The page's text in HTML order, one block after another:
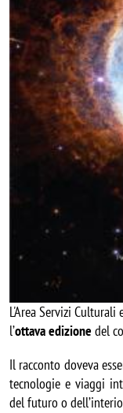
L'Area Servizi
l’ottava edizione del
Il racconto doveva
tecnologie e viaggi
del futuro o